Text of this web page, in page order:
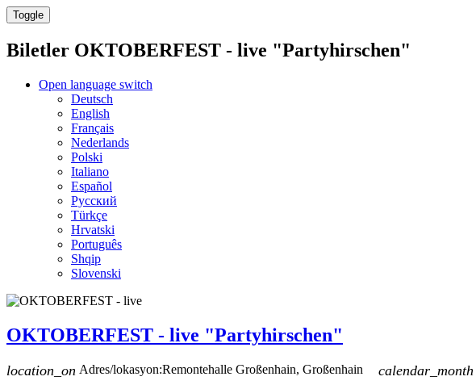
Toggle
Biletler OKTOBERFEST - live "Partyhirschen"
Open language switch
Deutsch
English
Français
Nederlands
Polski
Italiano
Español
Русский
Türkçe
Hrvatski
Português
Shqip
Slovenski
OKTOBERFEST - live "Partyhirschen"
location_on Adres/lokasyon:Remontehalle Großenhain, Großenhain calendar_month